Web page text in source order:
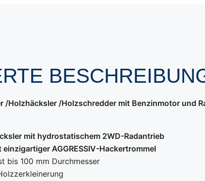
/Holzhäcksler /Holzschredder mit Benzinmotor und
mit hydrostatischem 2WD-Radantrieb
AGGRESSIV-Hackertrommel
bis 100 mm Durchmesser